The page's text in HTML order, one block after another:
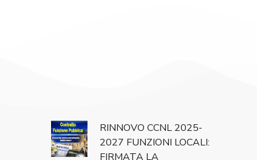
RINNOVO CCNL 2025-
2027 FUNZIONI LOCALI:
FIRMATA LA